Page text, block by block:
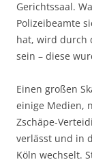
Gerichtssaal.
Polizeibeamte
hat, wird durch
sein – diese
Einen großen
einige Medien,
Zschäpe-
verlässt und in
Köln wechselt.